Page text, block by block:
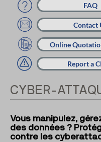
FAQ
Contact
Online
Report a
CYBER-
Vous manipulez,
des données ?
contre les